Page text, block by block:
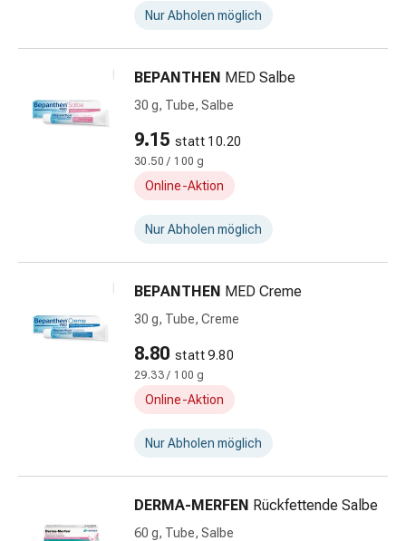
Magenbrennen
Erbrechen
&
Übelkeit
Bauchschmerzen,
Blähungen
Verdauung
Ekzeme,
Hautpilz
Juckreiz
&
Fusspilz
Nur Abholen möglich
BEPANTHEN MED Salbe
30 g, Tube, Salbe
9.15 statt 10.20
30.50 / 100 g
Online-Aktion
Nur Abholen möglich
BEPANTHEN MED Creme
30 g, Tube, Creme
8.80 statt 9.80
29.33 / 100 g
Online-Aktion
Nur Abholen möglich
DERMA-MERFEN Rückfettende Salbe
60 g, Tube, Salbe